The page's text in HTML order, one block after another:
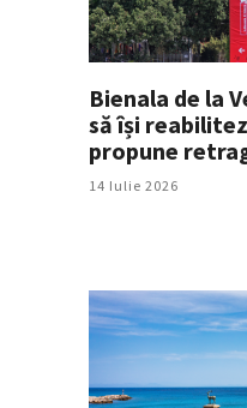
Bienala de la
să își
propune
14 Iulie 2026